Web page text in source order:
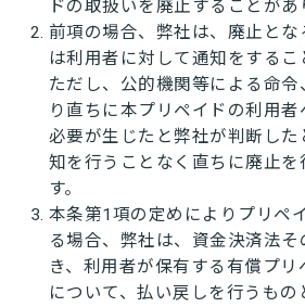
ドの取扱いを廃止することがあ
前項の場合、弊社は、廃止と
は利用者に対して通知をするこ
ただし、公的機関等による命令
り直ちに本プリペイドの利用
必要が生じたと弊社が判断した
知を行うことなく直ちに廃止を
す。
本条第1項の定めによりプリペ
る場合、弊社は、資金決済法
き、利用者が保有する有償プリ
について、払い戻しを行うもの